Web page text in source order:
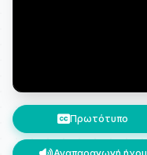
Πρωτότυπο